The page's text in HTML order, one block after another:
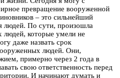
превращение вооруженной
– это сильнейший
людей. По сути, произошла
людей, которые умели не
даже назвать срок
людей. Они,
примерно через 2 года в
свою ответственность перед
И начинают думать и